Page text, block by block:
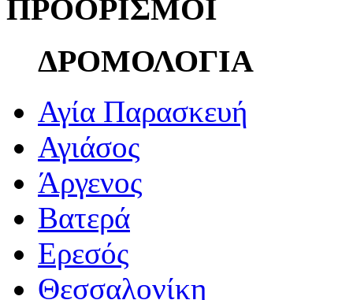
ΠΡΟΟΡΙΣΜΟΙ
ΔΡΟΜΟΛΟΓΙΑ
Αγία Παρασκευή
Αγιάσος
Άργενος
Βατερά
Ερεσός
Θεσσαλονίκη